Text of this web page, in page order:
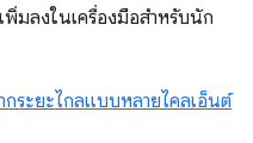
มลงในเครื่องมือสำหรับนัก
ระยะไกลแบบหลายไคลเอ็นต์